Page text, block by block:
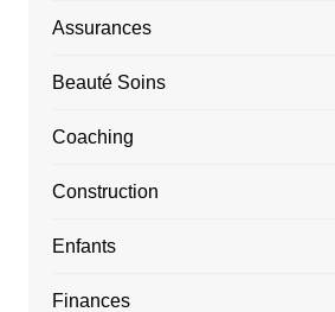
Assurances
Beauté Soins
Coaching
Construction
Enfants
Finances